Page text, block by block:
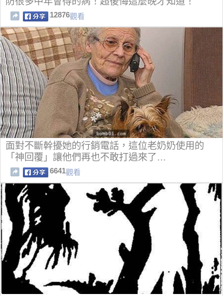
12876觀看
面對不斷幹擾她的行銷電話，這位老奶奶使用的
「神回覆」讓他們再也不敢打過來了…
6641觀看